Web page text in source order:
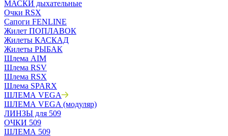
МАСКИ дыхательные
Очки RSX
Сапоги FENLINE
Жилет ПОПЛАВОК
Жилеты КАСКАД
Жилеты РЫБАК
Шлема AIM
Шлема RSV
Шлема RSX
Шлема SPARX
ШЛЕМА VEGA
ШЛЕМА VEGA (модуляр)
ЛИНЗЫ для 509
ОЧКИ 509
ШЛЕМА 509